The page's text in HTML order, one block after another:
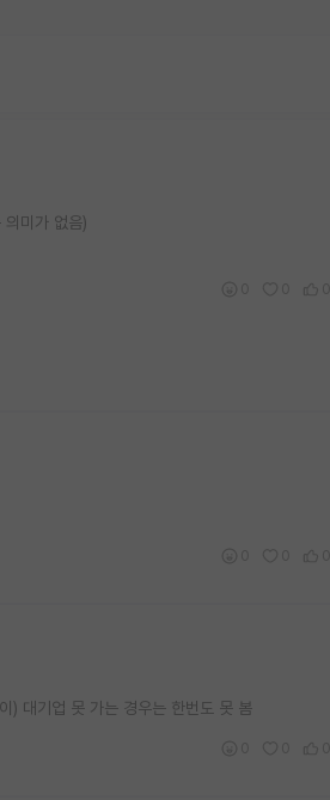
미가 없음)
) 대기업 못 가는 경우는 한번도 못 봄